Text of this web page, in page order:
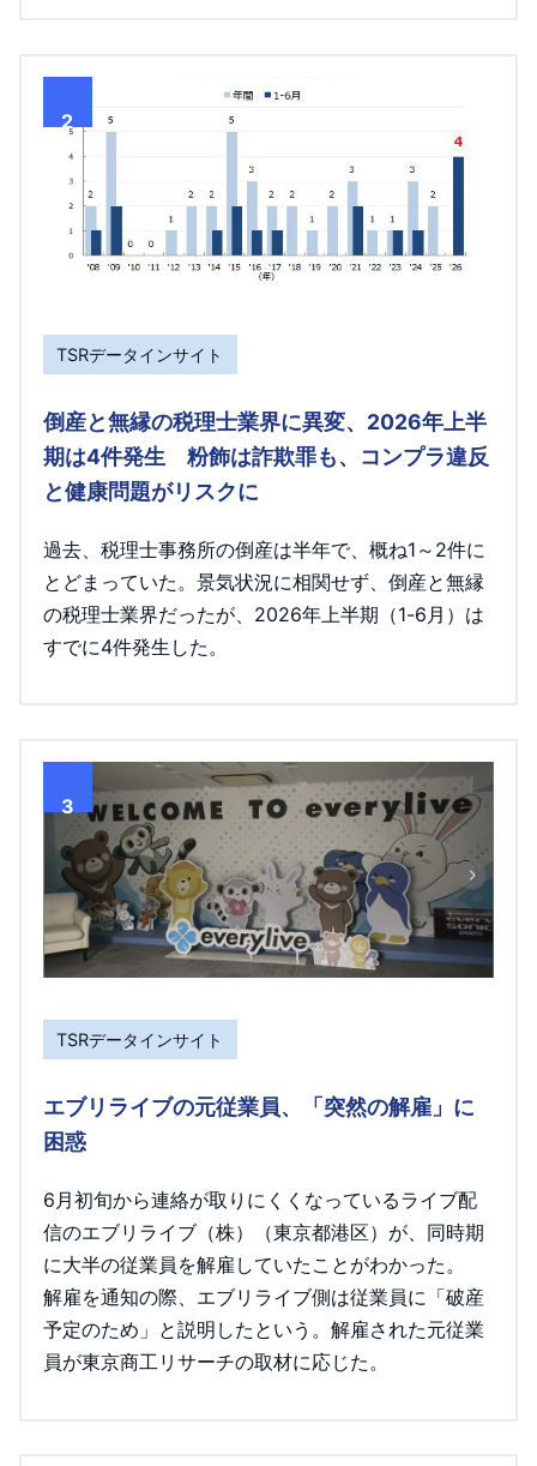
2
TSRデータインサイト
倒産と無縁の税理士業界に異変、2026年上半
期は4件発生 粉飾は詐欺罪も、コンプラ違反
と健康問題がリスクに
過去、税理士事務所の倒産は半年で、概ね1～2件に
とどまっていた。景気状況に相関せず、倒産と無縁
の税理士業界だったが、2026年上半期（1-6月）は
すでに4件発生した。
3
TSRデータインサイト
エブリライブの元従業員、「突然の解雇」に
困惑
6月初旬から連絡が取りにくくなっているライブ配
信のエブリライブ（株）（東京都港区）が、同時期
に大半の従業員を解雇していたことがわかった。
解雇を通知の際、エブリライブ側は従業員に「破産
予定のため」と説明したという。解雇された元従業
員が東京商工リサーチの取材に応じた。